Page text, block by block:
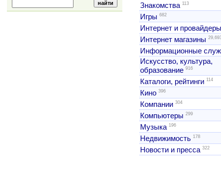
Знакомства 113
Игры 682
Интернет и провайдеры
Интернет магазины
Информационные
Искусство, культура,
образование 916
Каталоги, рейтинги 114
Кино 396
Компании 304
Компьютеры 299
Музыка 196
Недвижимость 178
Новости и пресса 322